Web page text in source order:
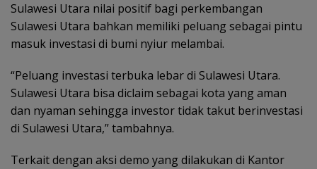
Sulawesi Utara nilai positif bagi perkembangan
Sulawesi Utara bahkan memiliki peluang sebagai pintu
masuk investasi di bumi nyiur melambai.
“Peluang investasi terbuka lebar di Sulawesi Utara.
Sulawesi Utara bisa diclaim sebagai kota yang aman
dan nyaman sehingga investor tidak takut berinvestasi
di Sulawesi Utara,” tambahnya.
Terkait dengan aksi demo yang dilakukan di Kantor